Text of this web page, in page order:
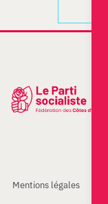
Mentions légales